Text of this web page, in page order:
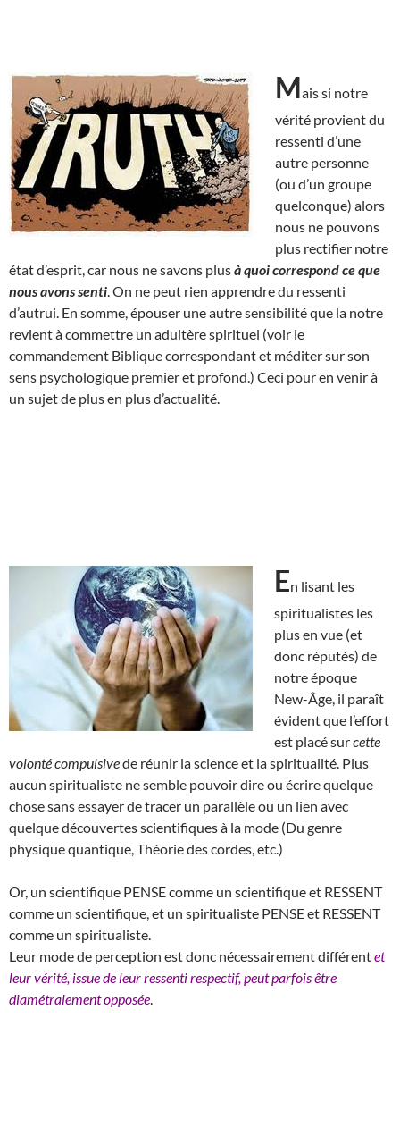
Mais si notre
vérité provient du
ressenti d’une
autre personne
(ou d’un groupe
quelconque) alors
nous ne pouvons
plus rectifier notre
état d’esprit, car nous ne savons plusà quoi correspond ce que
nous avons senti . On ne peut rien apprendre du ressenti
d’autrui. En somme, épouser une autre sensibilité que la notre
revient à commettre un adultère spirituel (voir le
commandement Biblique correspondant et méditer sur son
sens psychologique premier et profond.) Ceci pour en venir à
un sujet de plus en plus d’actualité.
En lisant les
spiritualistes les
plus en vue (et
donc réputés) de
notre époque
New-Âge, il paraît
évident que l’effort
est placé surcette
volonté compulsivede réunir la science et la spiritualité. Plus
aucun spiritualiste ne semble pouvoir dire ou écrire quelque
chose sans essayer de tracer un parallèle ou un lien avec
quelque découvertes scientifiques à la mode (Du genre
physique quantique, Théorie des cordes, etc.)
Or, un scientifique PENSE comme un scientifique et RESSENT
comme un scientifique, et un spiritualiste PENSE et RESSENT
comme un spiritualiste.
Leur mode de perception est donc nécessairement différentet
leur vérité, issue de leur ressenti respectif, peut parfois être
diamétralement opposée